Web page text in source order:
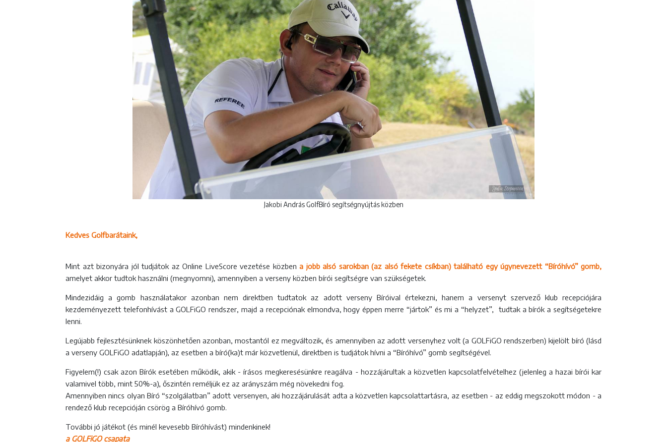
Jakobi András GolfBíró segítségnyújtás közben
Kedves Golfbarátaink,
Mint azt bizonyára jól tudjátok az Online LiveScore vezetése közben a jobb alsó sarokban (az alsó fekete csíkban) található egy úgynevezett “Bíróhívó” gomb,
amelyet akkor tudtok használni (megnyomni), amennyiben a verseny közben bírói segítségre van szükségetek.
Mindezidáig a gomb használatakor azonban nem direktben tudtatok az adott verseny Bíróival értekezni, hanem a versenyt szervező klub recepciójára
kezdeményezett telefonhívást a GOLFiGO rendszer, majd a recepciónak elmondva, hogy éppen merre “jártok” és mi a “helyzet”, tudtak a bírók a segítségetekre
lenni.
Legújabb fejlesztésünknek köszönhetően azonban, mostantól ez megváltozik, és amennyiben az adott versenyhez volt (a GOLFiGO rendszerben) kijelölt bíró (lásd
a verseny GOLFiGO adatlapján), az esetben a bíró(ka)t már közvetlenül, direktben is tudjátok hívni a “Bíróhívó” gomb segítségével.
Figyelem(!) csak azon Bírók esetében működik, akik - írásos megkeresésünkre reagálva - hozzájárultak a közvetlen kapcsolatfelvételhez (jelenleg a hazai bírói kar
valamivel több, mint 50%-a), őszintén reméljük ez az arányszám még növekedni fog.
Amennyiben nincs olyan Bíró “szolgálatban” adott versenyen, aki hozzájárulását adta a közvetlen kapcsolattartásra, az esetben - az eddig megszokott módon - a
rendező klub recepcióján csörög a Bíróhívó gomb.
További jó játékot (és minél kevesebb Bíróhívást) mindenkinek!
a GOLFiGO csapata